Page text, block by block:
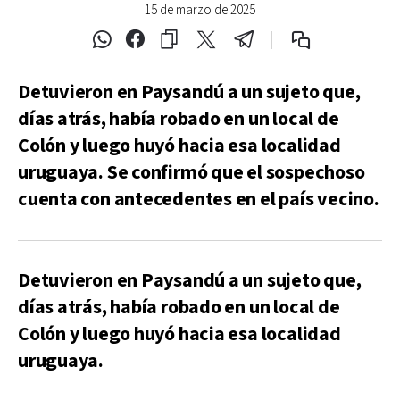
15 de marzo de 2025
Detuvieron en Paysandú a un sujeto que,
días atrás, había robado en un local de
Colón y luego huyó hacia esa localidad
uruguaya. Se confirmó que el sospechoso
cuenta con antecedentes en el país vecino.
Detuvieron en Paysandú a un sujeto que,
días atrás, había robado en un local de
Colón y luego huyó hacia esa localidad
uruguaya.